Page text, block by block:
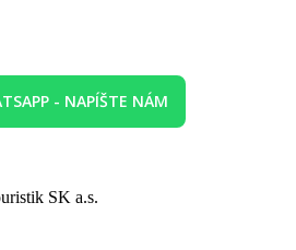
- NAPÍŠTE NÁM
SK a.s.